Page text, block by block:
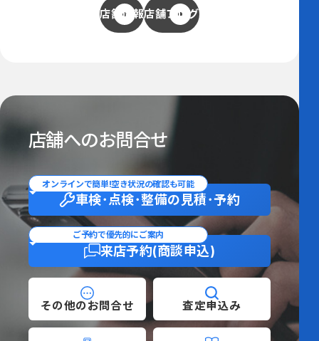
店舗情報店舗ブログ
店舗へのお問合せ
オンラインで簡単!空き状況の確認も可能
車検･点検･整備の 見積･予約
ご予約で優先的にご案内
来店予約(商談申込)
その他の お問合せ 査定申込み